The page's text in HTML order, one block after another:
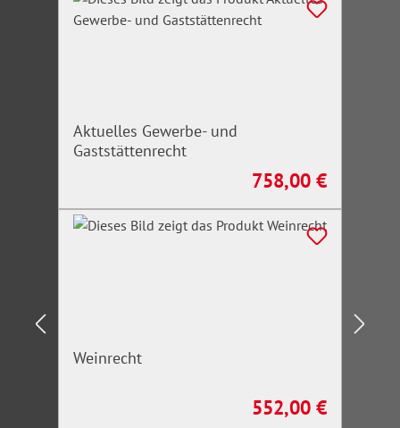
Aktuelles Gewerbe- und
Gaststättenrecht
Regulärer Preis:
758,00 €
Weinrecht
Regulärer Preis:
552,00 €